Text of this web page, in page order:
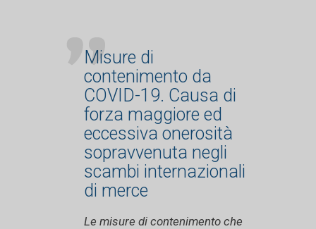
Misure di
contenimento da
COVID-19. Causa di
forza maggiore ed
eccessiva onerosità
sopravvenuta negli
scambi internazionali
di merce
Le misure di contenimento che